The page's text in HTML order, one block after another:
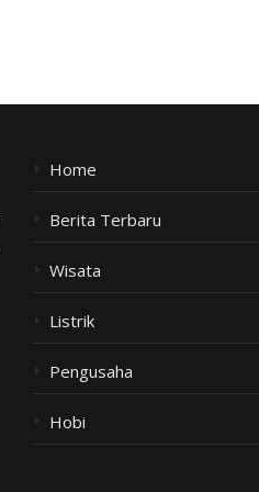
Home
Berita Terbaru
Wisata
Listrik
Pengusaha
Hobi